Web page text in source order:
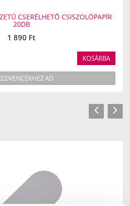
CSERÉLHETŐ CSISZOLÓPAPÍR
20DB
1 890 Ft
KOSÁRBA
AD